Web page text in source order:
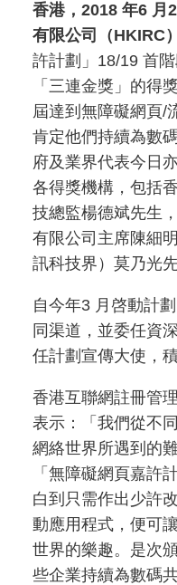
香港，2018 年6 月
有限公司（HKIRC）
許計劃」18/19 首
「三連金獎」的得
屆達到無障礙網頁/
肯定他們持續為數
府及業界代表今日
各得獎機構，包括
技總監楊德斌先生
有限公司主席陳細
訊科技界）莫乃光先
自今年3 月啓動計
同渠道，並委任資
任計劃宣傳大使，
香港互聯網註冊管
表示：「我們從不
網絡世界所遇到的
「無障礙網頁嘉許
白到只需作出少許
動應用程式，便可
世界的樂趣。是次
些企業持續為數碼